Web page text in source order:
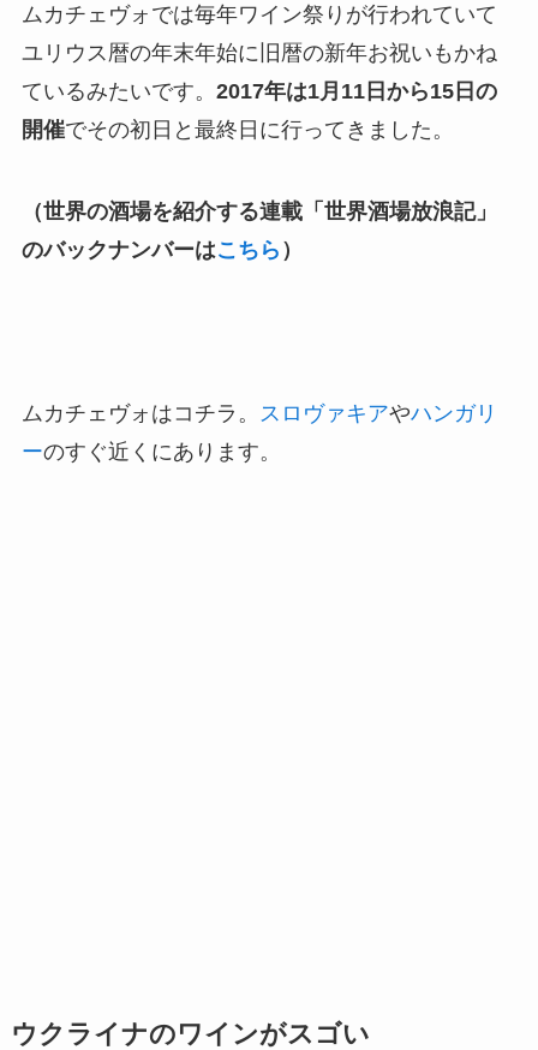
ムカチェヴォでは毎年ワイン祭りが行われていて
ユリウス暦の年末年始に旧暦の新年お祝いもかね
ているみたいです。 2017年は1月11日から15日の
開催でその初日と最終日に行ってきました。
（世界の酒場を紹介する連載「世界酒場放浪記」
のバックナンバーはこちら ）
ムカチェヴォはコチラ。 スロヴァキアやハンガリ
ーのすぐ近くにあります。
ウクライナのワインがスゴい